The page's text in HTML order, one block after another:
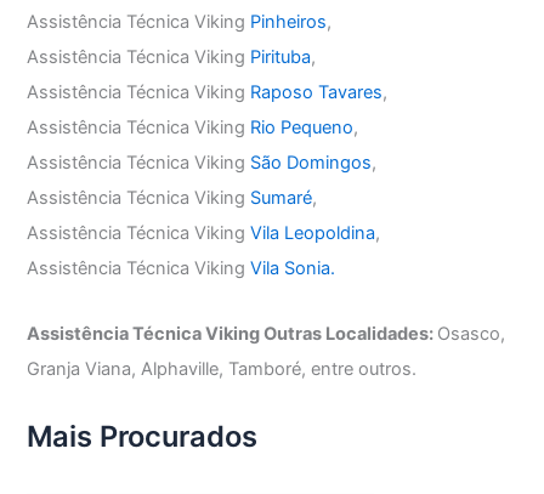
Assistência Técnica Viking Pinheiros,
Assistência Técnica Viking Pirituba,
Assistência Técnica Viking Raposo Tavares,
Assistência Técnica Viking Rio Pequeno,
Assistência Técnica Viking São Domingos,
Assistência Técnica Viking Sumaré,
Assistência Técnica VikingVila Leopoldina,
Assistência Técnica VikingVila Sonia.
Assistência Técnica Viking Outras Localidades: Osasco,
Granja Viana, Alphaville, Tamboré, entre outros.
Mais Procurados